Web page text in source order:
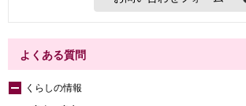
よくある質問
くらしの情報